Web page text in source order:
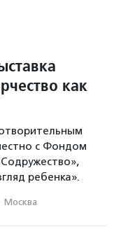
как
с Фондом
ребенка».
Москва